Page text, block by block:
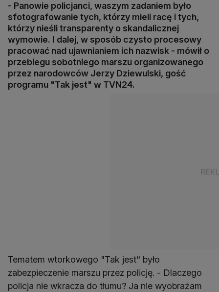
- Panowie policjanci, waszym zadaniem było
sfotografowanie tych, którzy mieli racę i tych,
którzy nieśli transparenty o skandalicznej
wymowie. I dalej, w sposób czysto procesowy
pracować nad ujawnianiem ich nazwisk - mówił o
przebiegu sobotniego marszu organizowanego
przez narodowców Jerzy Dziewulski, gość
programu "Tak jest" w TVN24.
Tematem wtorkowego "Tak jest" było
zabezpieczenie marszu przez policję. - Dlaczego
policja nie wkracza do tłumu? Ja nie wyobrażam